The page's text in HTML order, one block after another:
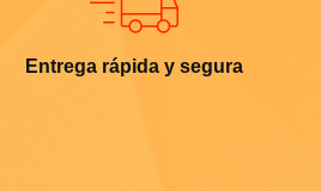
Entrega rápida y segura